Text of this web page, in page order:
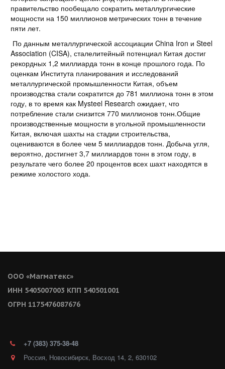
правительство пообещало сократить металлургические
мощности на 150 миллионов метрических тонн в течение
пяти лет.
По данным металлургической ассоциации China Iron и Steel
Association (CISA), сталелитейный потенциал Китая достиг
рекордных 1,2 миллиарда тонн в конце прошлого года. По
оценкам Института планирования и исследований
металлургической промышленности Китая, объем
производства стали сократится до 781 миллиона тонн в этом
году, в то время как Mysteel Research ожидает, что
потребление стали снизится 770 миллионов тонн.Общие
производственные мощности в угольной промышленности
Китая, включая шахты на стадии строительства,
оцениваются в более чем 5 миллиардов тонн. Добыча угля,
вероятно, достигнет 3,7 миллиардов тонн в этом году, в
результате чего более 20 процентов всех шахт находятся в
режиме холостого хода.
ООО «Магматекс»
ИНН 5405007003 КПП 540501001
ОГРН 1175476087676
+7 (383) 375-38-48
Россия, Новосибирск, Восход 14, 2, 630102